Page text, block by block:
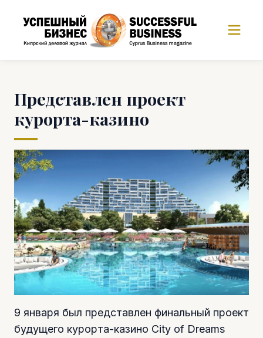
Представлен проект
курорта-казино
9 января был представлен финальный проект
будущего курорта-казино City of Dreams